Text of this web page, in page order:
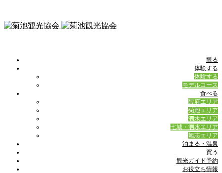
観る
体験する
体験する
モデルコース
食べる
隈府エリア
菊池エリア
泗水エリア
七城・泗水エリア
旭志エリア
泊まる・温泉
買う
観光ガイド予約
お役立ち情報